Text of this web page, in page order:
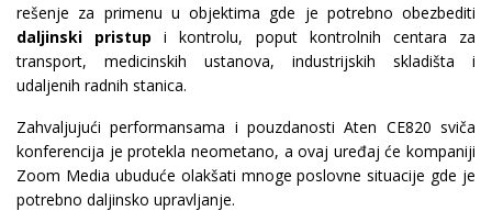
rešenje za primenu u objektima gde je potrebno obezbediti
daljinski pristup i kontrolu, poput kontrolnih centara za
transport, medicinskih ustanova, industrijskih skladišta i
udaljenih radnih stanica.
Zahvaljujući performansama i pouzdanosti Aten CE820 sviča
konferencija je protekla neometano, a ovaj uređaj će kompaniji
Zoom Media ubuduće olakšati mnoge poslovne situacije gde je
potrebno daljinsko upravljanje.